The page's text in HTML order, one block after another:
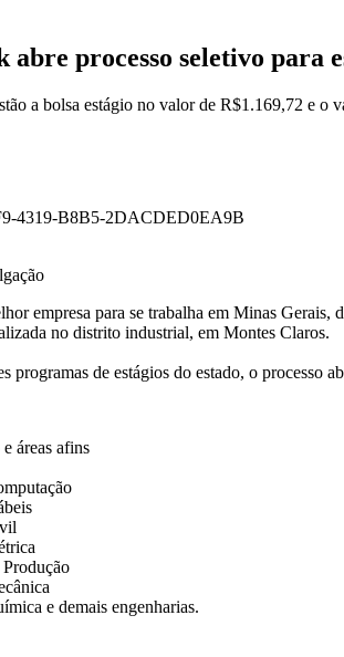
abre processo seletivo para
a bolsa estágio no valor de R$1.169,72 e o
4319-B8B5-2DACDED0EA9B
empresa para se trabalha em Minas Gerais,
no distrito industrial, em Montes Claros.
programas de estágios do estado, o processo
áreas afins
e demais engenharias.